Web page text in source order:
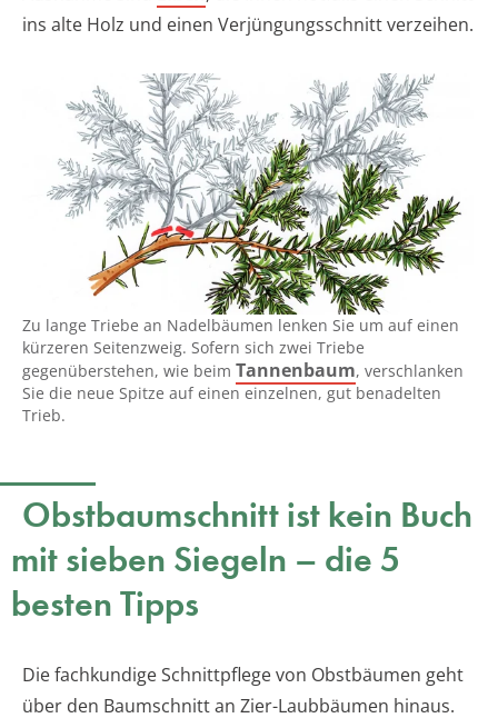
ins alte Holz und einen Verjüngungsschnitt verzeihen.
Zu lange Triebe an Nadelbäumen lenken Sie um auf einen
kürzeren Seitenzweig. Sofern sich zwei Triebe
gegenüberstehen, wie beim Tannenbaum, verschlanken
Sie die neue Spitze auf einen einzelnen, gut benadelten
Trieb.
Obstbaumschnitt ist kein Buch
mit sieben Siegeln – die 5
besten Tipps
Die fachkundige Schnittpflege von Obstbäumen geht
über den Baumschnitt an Zier-Laubbäumen hinaus.